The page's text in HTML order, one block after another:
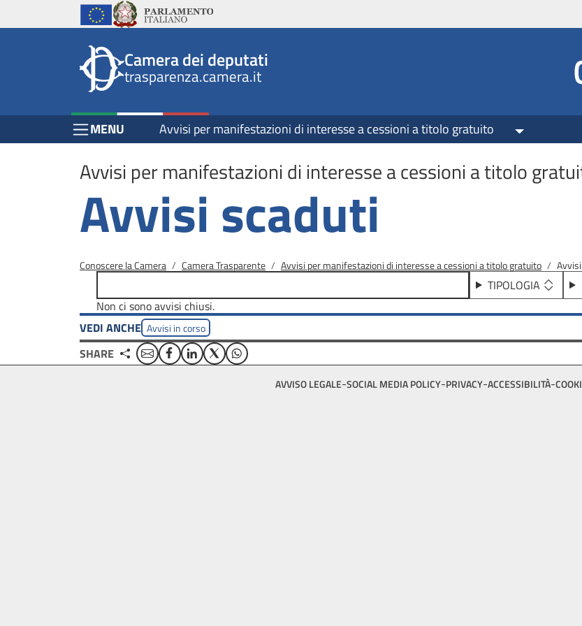
Salta al contenuto principale
Salta al menu di navigazione
top
Istituzioni
Unione EuropeaParlamento Italiano
Camera dei deputati
trasparenza.camera.it
Menu Bar block
MENU Avvisi per manifestazioni di interesse a cessioni a titolo gratuito Toggle
Avvisi per manifestazioni di interesse a cessioni a titolo
Avvisi scaduti
Briciole di pane
Conoscere la Camera Camera Trasparente Avvisi per manifestazioni di interesse a cessioni a titolo gratuito
TIPOLOGIA
Non ci sono avvisi chiusi.
VEDI ANCHE Avvisi in corso
SHARE EmailFacebookLinkedinTwitterWhatsApp
AVVISO LEGALE SOCIAL MEDIA POLICY PRIVACY ACCESSIBILITÀ
Salta al contenuto principale
Salta al menu di navigazione
Vai a inizio pagina